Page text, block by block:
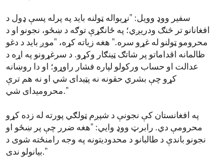
سفیر ووډ وویل: "نړیواله ټولنه باید په پرله پسې ډول د
افغانانو تر څنګ ودریږي؛ په ځانګړې توګه د ښځو، نجونو او د
محرومو ټولنو له غړو سره." هغه زیاته کړه، "موږ باید د دغو
ظالمانه اقداماتو پر شاتګ ټینګار وکړو. د سرغړونو په اړه د
عدالت او حساب ورکولو لپاره فشار راوړو؛ او دا روښانه
کړو چې بشري حقونه نه پټیدای شي او نه هم ترې
محرومیدای شي."
په افغانستان کې نجونې د شپږم ټولګي پورته له زده کړو
محرومې دي. رابرټ ووډ وایي: "هغه ضرر چې پر ښځو او
نجونو باندې د طالبانو د محدودیتونه په وجه رامنځته شوی د
بیانولو ندی."